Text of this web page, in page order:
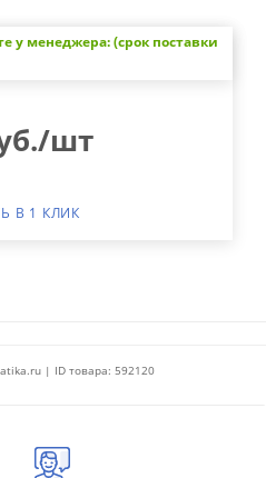
у менеджера: (срок поставки
/шт
В 1 КЛИК
| ID товара: 592120